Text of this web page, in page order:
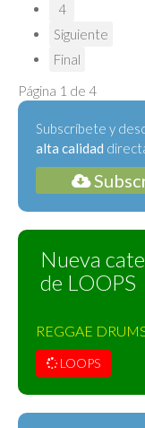
4
Siguiente
Final
Página 1 de 4
Subscríbete y
alta calidad
Nueva
de LOOPS
REGGAE
LOOPS